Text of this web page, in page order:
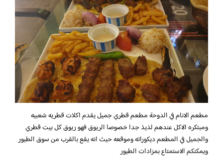
مطعم الانام في الدوحة مطعم قطري جميل يقدم اكلات قطريه شعبيه
ومبتكره الاكل عندهم لذيذ جدا خصوصا الريوق فهو ريوق كل بيت قطري
والجميل في المطعم ديكوراته وموقعه حيث انه يقع بالقرب من سوق الطيور
ويمكنكم الاستمتاع بمزادات الطيور